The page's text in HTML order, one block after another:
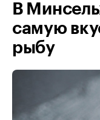
В
самую
рыбу